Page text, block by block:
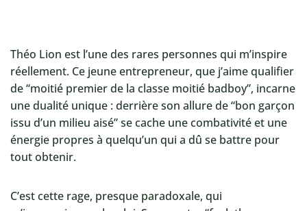
Théo Lion est l’une des rares personnes qui m’inspire
réellement. Ce jeune entrepreneur, que j’aime qualifier
de “moitié premier de la classe moitié badboy”, incarne
une dualité unique : derrière son allure de “bon garçon
issu d’un milieu aisé” se cache une combativité et une
énergie propres à quelqu’un qui a dû se battre pour
tout obtenir.
C’est cette rage, presque paradoxale, qui